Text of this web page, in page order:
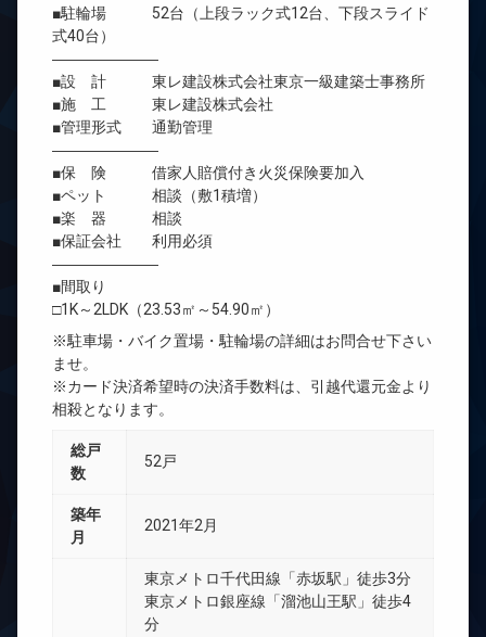
■駐輪場 52台（上段ラック式12台、下段スライド
式40台）
―――――――
■設 計 東レ建設株式会社東京一級建築士事務所
■施 工 東レ建設株式会社
■管理形式 通勤管理
―――――――
■保 険 借家人賠償付き火災保険要加入
■ペット 相談（敷1積増）
■楽 器 相談
■保証会社 利用必須
―――――――
■間取り
□1K～2LDK（23.53㎡～54.90㎡）
※駐車場・バイク置場・駐輪場の詳細はお問合せ下さい
ませ。
※カード決済希望時の決済手数料は、引越代還元金より
相殺となります。
総戸
数
52戸
築年
月
2021年2月
東京メトロ千代田線「赤坂駅」徒歩3分
東京メトロ銀座線「溜池山王駅」徒歩4
分